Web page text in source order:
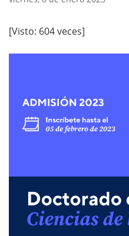
[Visto: 604 veces]